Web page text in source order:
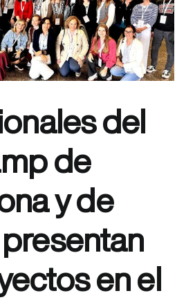
participan
en
la
Jornada
de
prevención
del
del
de
y de
en el